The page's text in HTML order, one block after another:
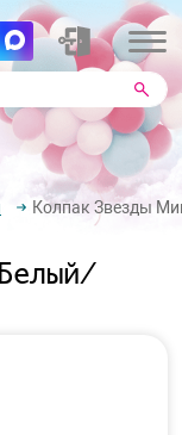
Колпак Звезды